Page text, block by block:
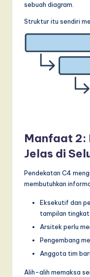
sebuah diagram.
Struktur itu sendiri
Manfaat 2:
Jelas di
Pendekatan C4
membutuhkan
Eksekutif dan
tampilan
Arsitek perlu
Pengembang
Anggota tim
Alih-alih memaksa